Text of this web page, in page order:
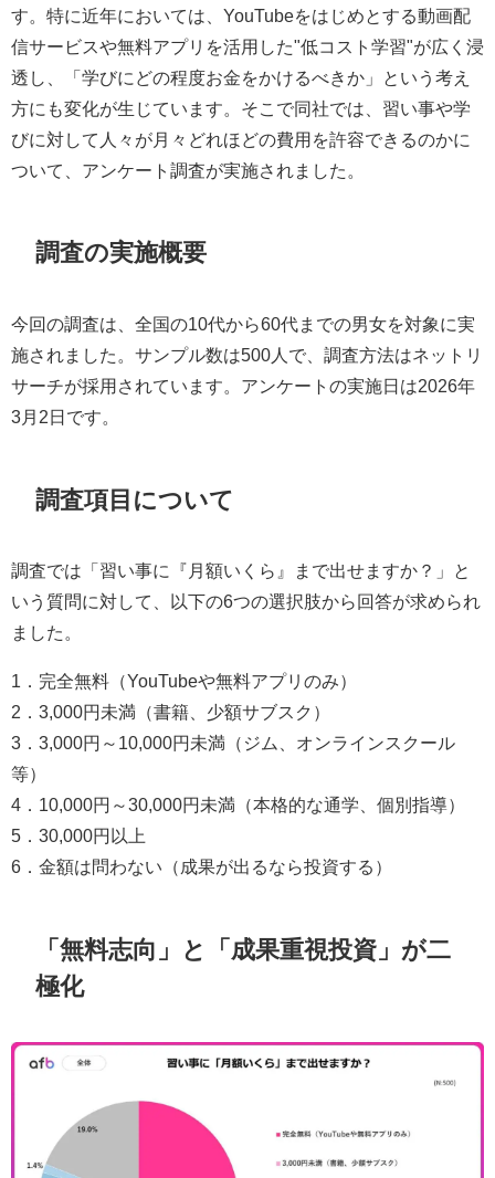
す。特に近年においては、YouTubeをはじめとする動画配
信サービスや無料アプリを活用した"低コスト学習"が広く浸
透し、「学びにどの程度お金をかけるべきか」という考え
方にも変化が生じています。そこで同社では、習い事や学
びに対して人々が月々どれほどの費用を許容できるのかに
ついて、アンケート調査が実施されました。
調査の実施概要
今回の調査は、全国の10代から60代までの男女を対象に実
施されました。サンプル数は500人で、調査方法はネットリ
サーチが採用されています。アンケートの実施日は2026年
3月2日です。
調査項目について
調査では「習い事に『月額いくら』まで出せますか？」と
いう質問に対して、以下の6つの選択肢から回答が求められ
ました。
1．完全無料（YouTubeや無料アプリのみ）
2．3,000円未満（書籍、少額サブスク）
3．3,000円～10,000円未満（ジム、オンラインスクール
等）
4．10,000円～30,000円未満（本格的な通学、個別指導）
5．30,000円以上
6．金額は問わない（成果が出るなら投資する）
「無料志向」と「成果重視投資」が二
極化